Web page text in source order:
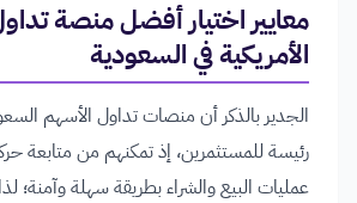
معايير اختيار أفضل منصة
الأمريكية في السعودية
الجدير بالذكر أن منصات تداول الأسهم
رئيسة للمستثمرين، إذ تمكنهم من متابعة
عمليات البيع والشراء بطريقة سهلة وآمنة؛